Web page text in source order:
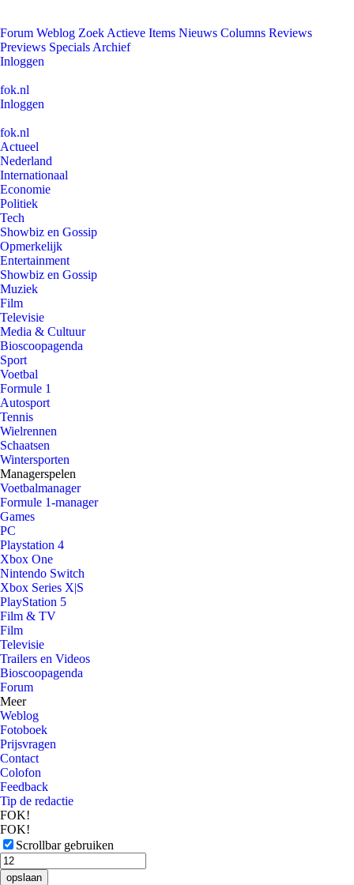
Forum Weblog Zoek Actieve Items Nieuws Columns Reviews
Previews Specials Archief
Inloggen
fok.nl
Inloggen
fok.nl
Actueel
Nederland
Internationaal
Economie
Politiek
Tech
Showbiz en Gossip
Opmerkelijk
Entertainment
Showbiz en Gossip
Muziek
Film
Televisie
Media & Cultuur
Bioscoopagenda
Sport
Voetbal
Formule 1
Autosport
Tennis
Wielrennen
Schaatsen
Wintersporten
Managerspelen
Voetbalmanager
Formule 1-manager
Games
PC
Playstation 4
Xbox One
Nintendo Switch
Xbox Series X|S
PlayStation 5
Film & TV
Film
Televisie
Trailers en Videos
Bioscoopagenda
Forum
Meer
Weblog
Fotoboek
Prijsvragen
Contact
Colofon
Feedback
Tip de redactie
FOK!
FOK!
Scrollbar gebruiken
opslaan